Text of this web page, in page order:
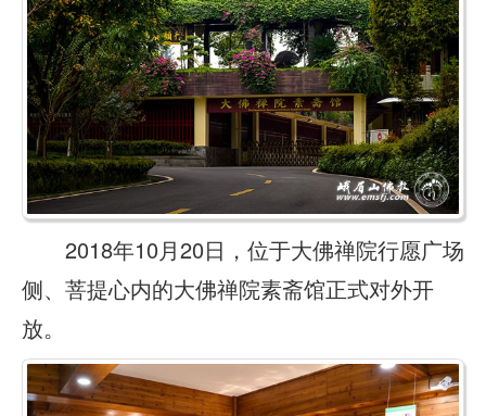
2018年10月20日，位于大佛禅院行愿广场
侧、菩提心内的大佛禅院素斋馆正式对外开
放。